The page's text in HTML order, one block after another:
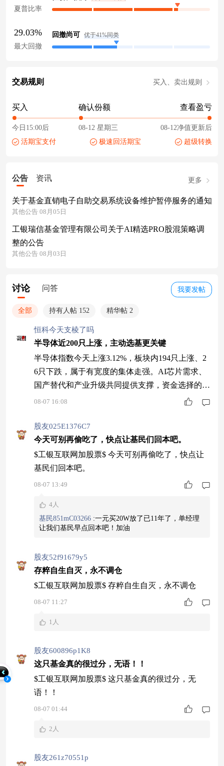
夏普比率
29.03%
最大回撤
回撤尚可 优于41%同类
交易规则 买入、卖出规则
买入
今日15:00后
确认份额
08-12 星期三
查看盈亏
08-12净值更新后
活期宝支付
极速回活期宝 超级转换
公告 资讯 更多
关于基金直销电子自助交易系统设备维护暂停服务的通知
其他公告 08月05日
工银瑞信基金管理有限公司关于AI精选PRO股混策略调
整的公告
其他公告 08月03日
我要发帖
讨论 问答
全部 持有人帖 152 精华帖 2
恒科今天支棱了吗
半导体近200只上涨，主动选基更关键
半导体指数今天上涨3.12%，板块内194只上涨、2
6只下跌，属于有宽度的集体走强。AI芯片需求、
国产替代和产业升级共同提供支撑，资金选择的也
不是一个孤立概念，而是一条能持续跟踪的产业
53.48%，同类排名8/2187。想把握硬科技机会的，
值得重点关注并择机配置。
08-07 16:08
股友025E1376C7
今天可别再偷吃了，快点让基民们回本吧。
$工银互联网加股票$ 今天可别再偷吃了，快点让
基民们回本吧。
08-07 13:49
4人
基民851mC03266 :一元买20W放了已11年了，单经理
让我们基民早点回本吧！加油
股友52f91679y5
存粹自生自灭，永不调仓
$工银互联网加股票$ 存粹自生自灭，永不调仓
08-07 11:27
1人
股友600896p1K8
这只基金真的很过分，无语！！
$工银互联网加股票$ 这只基金真的很过分，无
语！！
08-07 01:44
2人
股友261z70551p